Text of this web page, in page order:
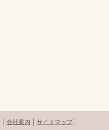
会社案内 サイトマップ